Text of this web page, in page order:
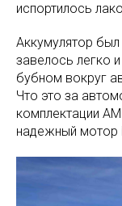
испортилось
Аккумулятор
завелось легко
бубном вокруг
Что это за
комплектации
надежный мотор